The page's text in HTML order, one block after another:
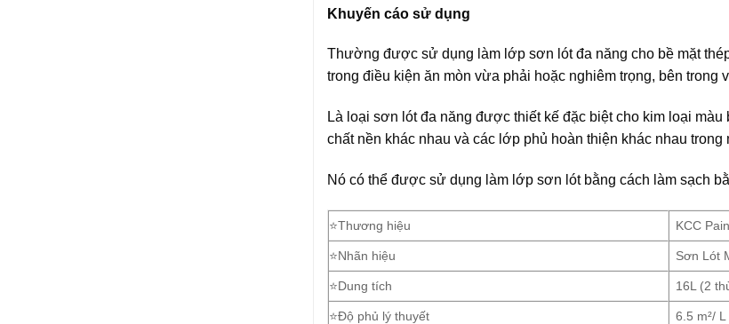
Khuyến cáo sử dụng
Thường được sử dụng làm lớp sơn lót đa năng cho bề mặt
trong điều kiện ăn mòn vừa phải hoặc nghiêm trọng, bên
Là loại sơn lót đa năng được thiết kế đặc biệt cho kim loại
chất nền khác nhau và các lớp phủ hoàn thiện khác nhau
Nó có thể được sử dụng làm lớp sơn lót bằng cách làm sạch
⭐Thương hiệu KCC
⭐Nhãn hiệu Sơn Lót
⭐Dung tích 16L (2
⭐Độ phủ lý thuyết 6.5 m²/